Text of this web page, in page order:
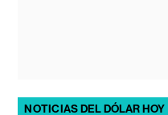
NOTICIAS DEL DÓLAR HOY